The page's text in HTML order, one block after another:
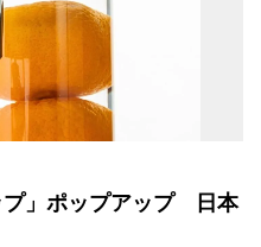
プ」ポップアップ 日本